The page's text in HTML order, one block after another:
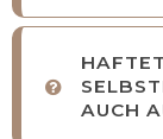
AUCH